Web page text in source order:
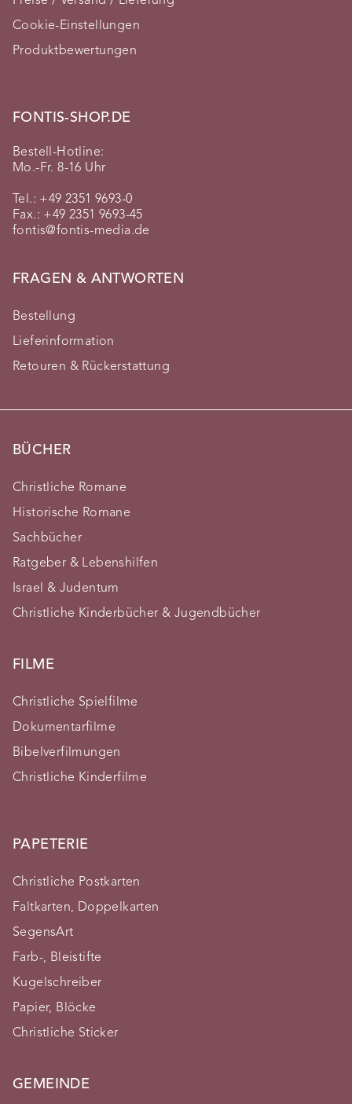
Cookie-Einstellungen
Produktbewertungen
FONTIS-SHOP.DE
Bestell-Hotline:
Mo.-Fr. 8-16 Uhr
Tel.: +49 2351 9693-0
Fax.: +49 2351 9693-45
fontis@fontis-media.de
FRAGEN & ANTWORTEN
Bestellung
Lieferinformation
Retouren & Rückerstattung
BÜCHER
Christliche Romane
Historische Romane
Sachbücher
Ratgeber & Lebenshilfen
Israel & Judentum
Christliche Kinderbücher & Jugendbücher
FILME
Christliche Spielfilme
Dokumentarfilme
Bibelverfilmungen
Christliche Kinderfilme
PAPETERIE
Christliche Postkarten
Faltkarten, Doppelkarten
SegensArt
Farb-, Bleistifte
Kugelschreiber
Papier, Blöcke
Christliche Sticker
GEMEINDE